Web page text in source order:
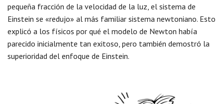
pequeña fracción de la velocidad de la luz, el sistema de
Einstein se «redujo» al más familiar sistema newtoniano. Esto
explicó a los físicos por qué el modelo de Newton había
parecido inicialmente tan exitoso, pero también demostró la
superioridad del enfoque de Einstein.